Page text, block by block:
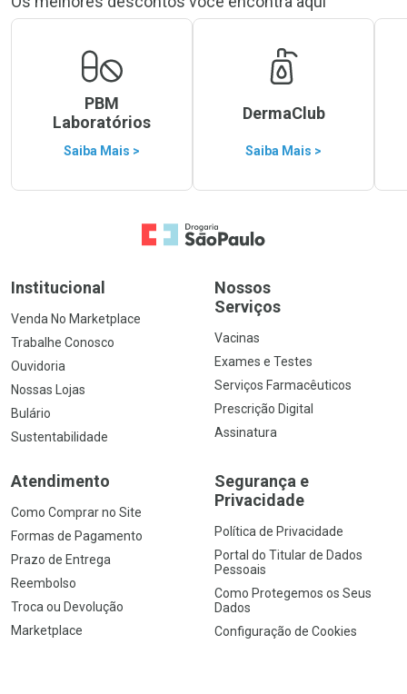
PBM
Laboratórios
Saiba Mais >
DermaClub
Saiba Mais >
Ir para a Home
Institucional
Venda No Marketplace
Trabalhe Conosco
Ouvidoria
Nossas Lojas
Bulário
Sustentabilidade
Nossos
Serviços
Vacinas
Exames e Testes
Serviços Farmacêuticos
Prescrição Digital
Assinatura
Atendimento
Como Comprar no Site
Formas de Pagamento
Prazo de Entrega
Reembolso
Troca ou Devolução
Marketplace
Segurança e
Privacidade
Política de Privacidade
Portal do Titular de Dados
Pessoais
Como Protegemos os Seus
Dados
Configuração de Cookies